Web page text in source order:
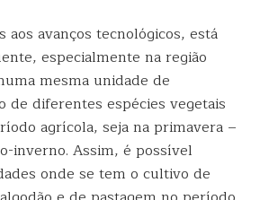
aos avanços tecnológicos, está
especialmente na região
mesma unidade de
de diferentes espécies vegetais
agrícola, seja na primavera –
inverno. Assim, é possível
onde se tem o cultivo de